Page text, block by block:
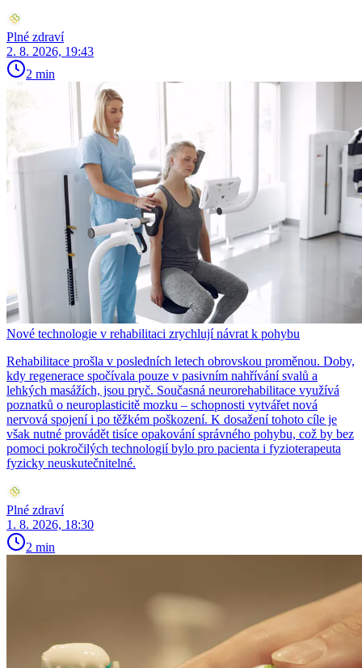
Plné zdraví
2. 8. 2026, 19:43
2 min
Nové technologie v rehabilitaci zrychlují návrat k pohybu
Rehabilitace prošla v posledních letech obrovskou proměnou. Doby,
kdy regenerace spočívala pouze v pasivním nahřívání svalů a
lehkých masážích, jsou pryč. Současná neurorehabilitace využívá
poznatků o neuroplasticitě mozku – schopnosti vytvářet nová
nervová spojení i po těžkém poškození. K dosažení tohoto cíle je
však nutné provádět tisíce opakování správného pohybu, což by bez
pomoci pokročilých technologií bylo pro pacienta i fyzioterapeuta
fyzicky neuskutečnitelné.
Plné zdraví
1. 8. 2026, 18:30
2 min